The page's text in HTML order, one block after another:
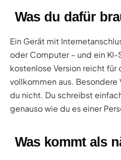
Was du dafür
Ein Gerät mit
oder Computer – und ein
kostenlose Version reicht für
vollkommen aus. Besondere
du nicht. Du schreibst
genauso wie du es einer
Was kommt als